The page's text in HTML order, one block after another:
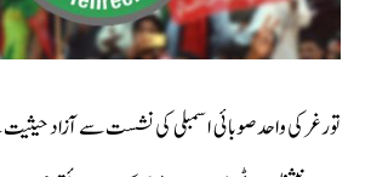
تورغر کی واحد صوبائی اسمبلی کی نشست سے آزاد